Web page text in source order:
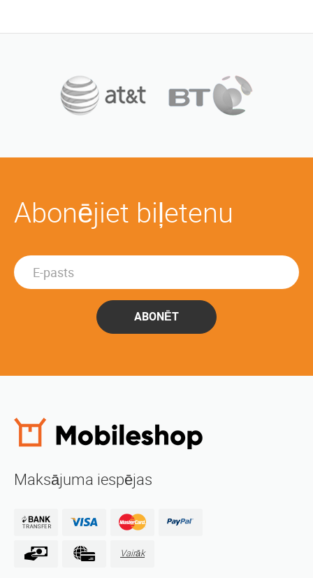
Abonējiet biļetenu
ABONĒT
Maksājuma iespējas
Vairāk